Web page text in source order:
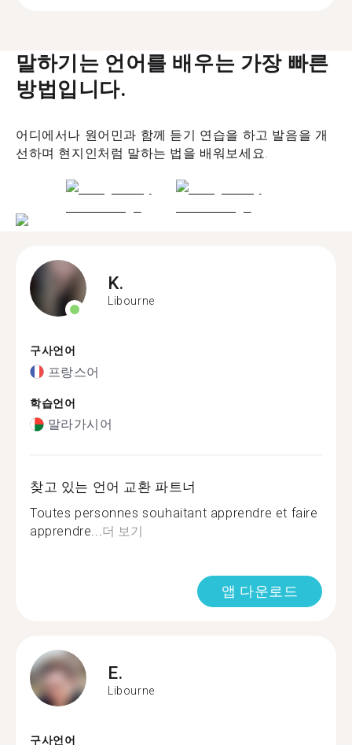
말하기는 언어를 배우는 가장 빠른
방법입니다.
어디에서나 원어민과 함께 듣기 연습을 하고 발음을 개
선하며 현지인처럼 말하는 법을 배워보세요.
K.
Libourne
구사언어
프랑스어
학습언어
말라가시어
찾고 있는 언어 교환 파트너
Toutes personnes souhaitant apprendre et faire
apprendre...더 보기
앱 다운로드
E.
Libourne
구사언어